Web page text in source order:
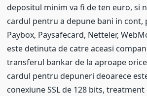
depositul minim va fi de ten euro, si
cardul pentru a depune bani in cont,
Paybox, Paysafecard, Netteler,
este detinuta de catre aceasi
transferul bankar de la aproape
cardul pentru depuneri deoarece
conexiune SSL de 128 bits,